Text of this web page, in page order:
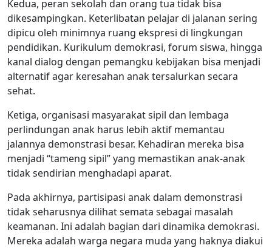
Kedua, peran sekolah dan orang tua tidak bisa
dikesampingkan. Keterlibatan pelajar di jalanan sering
dipicu oleh minimnya ruang ekspresi di lingkungan
pendidikan. Kurikulum demokrasi, forum siswa, hingga
kanal dialog dengan pemangku kebijakan bisa menjadi
alternatif agar keresahan anak tersalurkan secara
sehat.
Ketiga, organisasi masyarakat sipil dan lembaga
perlindungan anak harus lebih aktif memantau
jalannya demonstrasi besar. Kehadiran mereka bisa
menjadi “tameng sipil” yang memastikan anak-anak
tidak sendirian menghadapi aparat.
Pada akhirnya, partisipasi anak dalam demonstrasi
tidak seharusnya dilihat semata sebagai masalah
keamanan. Ini adalah bagian dari dinamika demokrasi.
Mereka adalah warga negara muda yang haknya diakui